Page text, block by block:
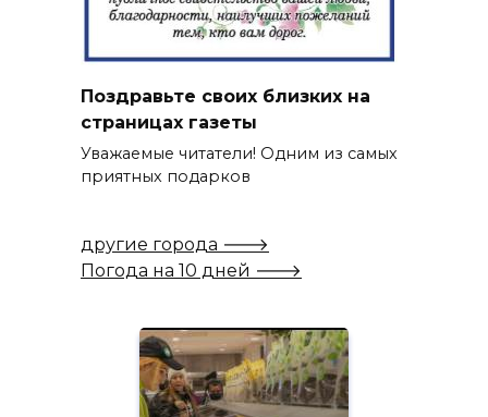
Поздравьте своих близких на
страницах газеты
Уважаемые читатели! Одним из самых
приятных подарков
другие города 🡒
Погода на 10 дней 🡒